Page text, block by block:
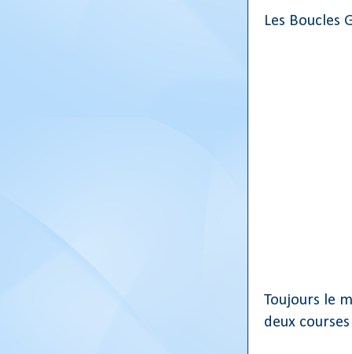
Les Boucles
Toujours le
deux